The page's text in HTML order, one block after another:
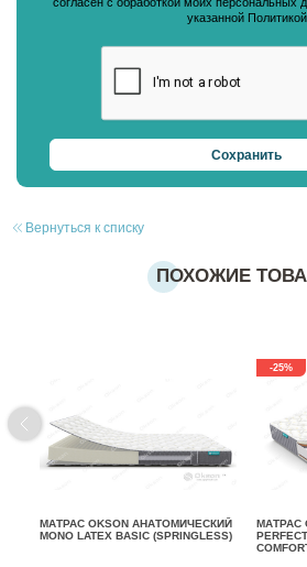
согласен с обработкой моих персональных
указанной Политикой
Вернуться к списку
ПОХОЖИЕ
МАТРАС OKSON АНАТОМИЧЕСКИЙ
MONO LATEX BASIC (SPRINGLESS)
-25%
МАТРАС